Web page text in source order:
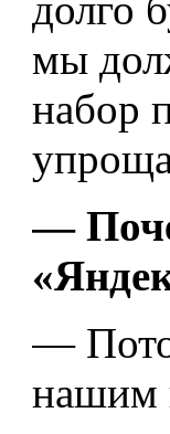
мы
набор
—
—
нашим